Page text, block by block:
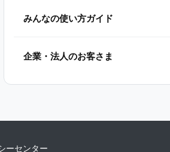
みんなの使い方ガイド
企業・法人のお客さま
ーセンター